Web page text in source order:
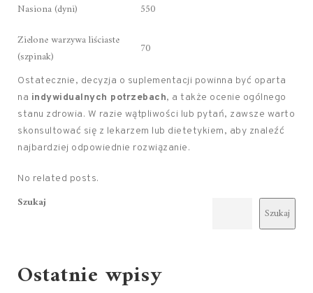
Nasiona (dyni)
550
Zielone warzywa liściaste
(szpinak)
70
Ostatecznie, decyzja o suplementacji powinna być oparta
na indywidualnych potrzebach, a także ocenie ogólnego
stanu zdrowia. W razie wątpliwości lub pytań, zawsze warto
skonsultować się z lekarzem lub dietetykiem, aby znaleźć
najbardziej odpowiednie rozwiązanie.
No related posts.
Szukaj
Szukaj
Ostatnie wpisy